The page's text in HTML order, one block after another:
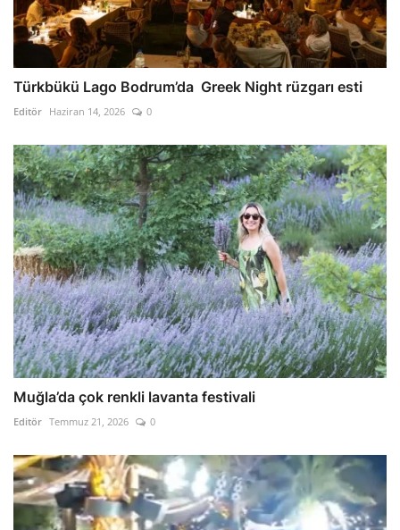
Türkbükü Lago Bodrum’da Greek Night rüzgarı esti
Editör Haziran 14, 2026 0
Muğla’da çok renkli lavanta festivali
Editör Temmuz 21, 2026 0